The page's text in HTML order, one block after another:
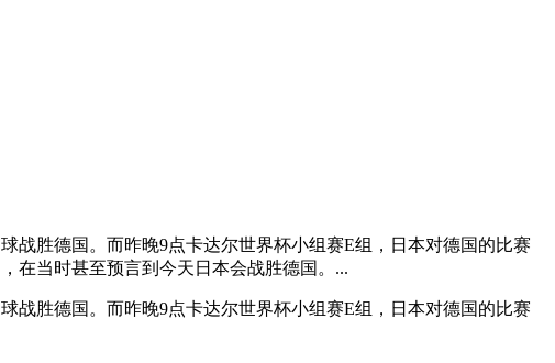
战胜德国。而昨晚9点卡达尔世界杯小组赛E组，日本对德国的比赛
在当时甚至预言到今天日本会战胜德国。...
战胜德国。而昨晚9点卡达尔世界杯小组赛E组，日本对德国的比赛